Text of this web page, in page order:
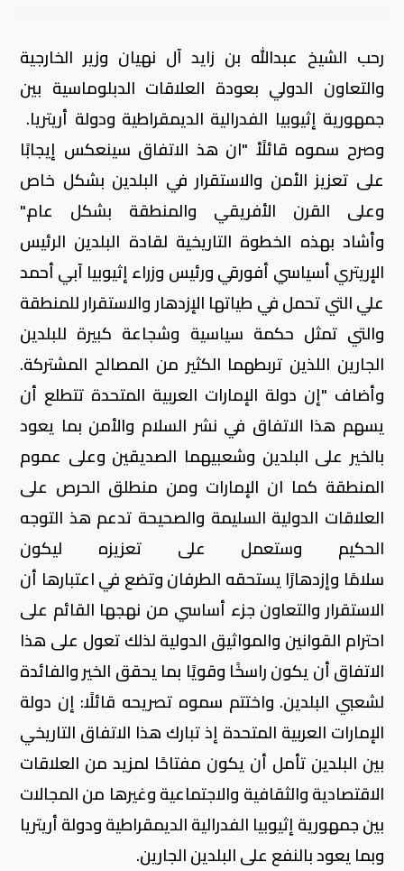
رحب الشيخ عبدالله بن زايد آل نهيان وزير الخارجية
والتعاون الدولي بعودة العلاقات الدبلوماسية بين
جمهورية إثيوبيا الفدرالية الديمقراطية ودولة أريتريا.
وصرح سموه قائلًأ "ان هذ الاتفاق سينعكس إيجابًا
على تعزيز الأمن والاستقرار في البلدين بشكل خاص
وعلى القرن الأفريقي والمنطقة بشكل عام."
وأشاد بهذه الخطوة التاريخية لقادة البلدين الرئيس
الإريتري أسياسي أفورقي ورئيس وزراء إثيوبيا آبي أحمد
علي التي تحمل في طياتها الإزدهار والاستقرار للمنطقة
والتي تمثل حكمة سياسية وشجاعة كبيرة للبلدين
الجارين اللذين تربطهما الكثير من المصالح المشتركة.
وأضاف "إن دولة الإمارات العربية المتحدة تتطلع أن
يسهم هذا الاتفاق في نشر السلام والأمن بما يعود
بالخير على البلدين وشعبيهما الصديقين وعلى عموم
المنطقة كما ان الإمارات ومن منطلق الحرص على
العلاقات الدولية السليمة والصحيحة تدعم هذ التوجه
الحكيم وستعمل على تعزيزه ليكون
سلامًا وإزدهارًا يستحقه الطرفان وتضع في اعتبارها أن
الاستقرار والتعاون جزء أساسي من نهجها القائم على
احترام القوانين والمواثيق الدولية لذلك تعول على هذا
الاتفاق أن يكون راسخًا وقويًا بما يحقق الخير والفائدة
لشعبي البلدين. واختتم سموه تصريحه قائلًا: إن دولة
الإمارات العربية المتحدة إذ تبارك هذا الاتفاق التاريخي
بين البلدين تأمل أن يكون مفتاحًا لمزيد من العلاقات
الاقتصادية والثقافية والاجتماعية وغيرها من المجالات
بين جمهورية إثيوبيا الفدرالية الديمقراطية ودولة أريتريا
وبما يعود بالنفع على البلدين الجارين.